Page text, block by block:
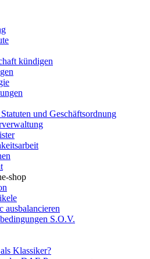
kündigen
und Geschäftsordnung
shop
ausbalancieren
S.O.V.
Klassiker?